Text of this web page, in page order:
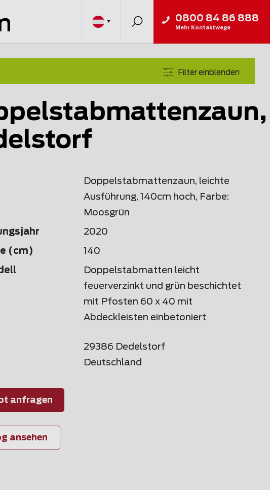
0800 84 86 888
Mehr Kontaktwege
Filter einblenden
Doppelstabmattenzaun, leichte
Ausführung, 140cm hoch, Farbe:
Moosgrün
2020
(cm) 140
Doppelstabmatten leicht
feuerverzinkt und grün beschichtet
mit Pfosten 60 x 40 mit
Abdeckleisten einbetoniert
29386 Dedelstorf
Deutschland
anfragen
ansehen